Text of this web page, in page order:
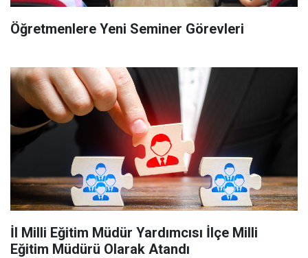
Öğretmenlere Yeni Seminer Görevleri
İl Milli Eğitim Müdür Yardımcısı İlçe Milli
Eğitim Müdürü Olarak Atandı